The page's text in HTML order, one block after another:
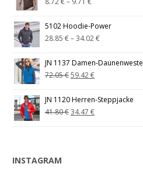
5102 Hoodie-Power
28.85€–34.02€
JN 1137 Damen-Daunenweste
72.05€59.42€
JN 1120 Herren-Steppjacke
41.80€34.47€
INSTAGRAM